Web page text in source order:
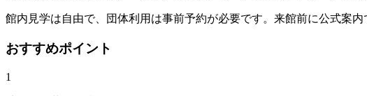
館内見学は自由で、団体利用は事前予約が必要です。来館前に公式案
おすすめポイント
1